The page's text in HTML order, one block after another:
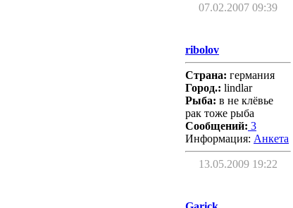
07.02.2007 09:39
ribolov
Страна: германия
Город.: lindlar
Рыба: в не клёвье
рак тоже рыба
Сообщений: 3
Информация: Aнкета
13.05.2009 19:22